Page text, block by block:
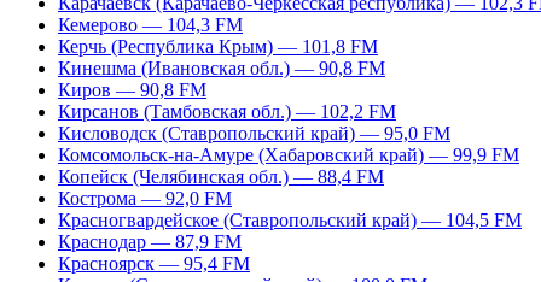
Кемерово — 104,3 FM
Керчь (Республика Крым) — 101,8 FM
Кинешма (Ивановская обл.) — 90,8 FM
Киров — 90,8 FM
Кирсанов (Тамбовская обл.) — 102,2 FM
Кисловодск (Ставропольский край) — 95,0 FM
Комсомольск-на-Амуре (Хабаровский край) — 99,9 FM
Копейск (Челябинская обл.) — 88,4 FM
Кострома — 92,0 FM
Красногвардейское (Ставропольский край) — 104,5 FM
Краснодар — 87,9 FM
Красноярск — 95,4 FM